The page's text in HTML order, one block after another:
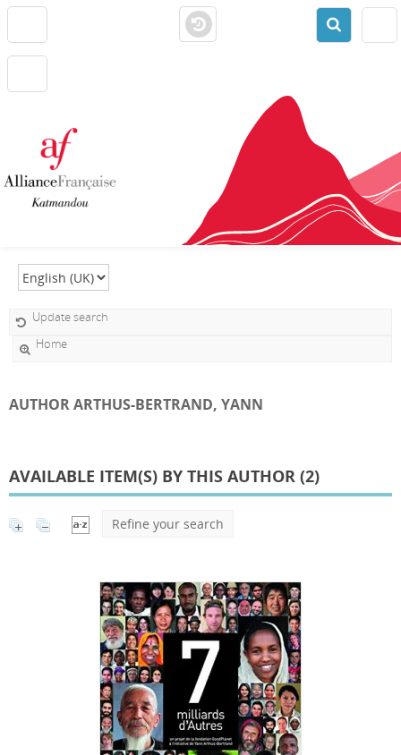
Select language
Update search
Home
AUTHOR ARTHUS-BERTRAND, YANN
AVAILABLE ITEM(S) BY THIS AUTHOR (2)
Refine your search